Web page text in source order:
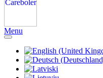
Menu